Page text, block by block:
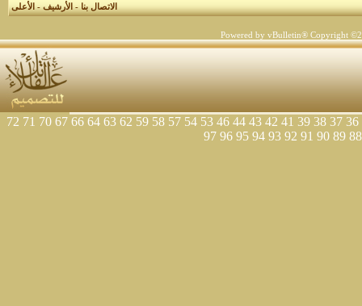
الاتصال بنا-الأرشيف-الأعلى
Powered by vBulletin® Copyright
36
37
38
39
41
42
43
44
46
53
54
57
58
59
62
63
64
66
67
70
71
72
88
89
90
91
92
93
94
95
96
97